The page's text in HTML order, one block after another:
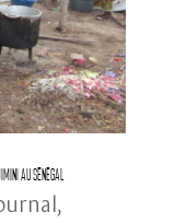
au Sénégal
,